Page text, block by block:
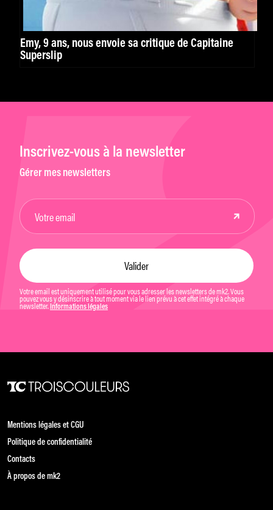
Emy, 9 ans, nous envoie sa critique de Capitaine
Superslip
Inscrivez-vous à la newsletter
Gérer mes newsletters
Votre email est uniquement utilisé pour vous adresser les newsletters de mk2. Vous
pouvez vous y désinscrire à tout moment via le lien prévu à cet effet intégré à chaque
newsletter. Informations légales
Mentions légales et CGU
Politique de confidentialité
Contacts
À propos de mk2